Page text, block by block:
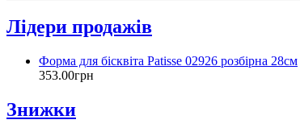
Лідери продажів
Форма для бісквіта Patisse 02926 розбірна 28см
353.00грн
Знижки